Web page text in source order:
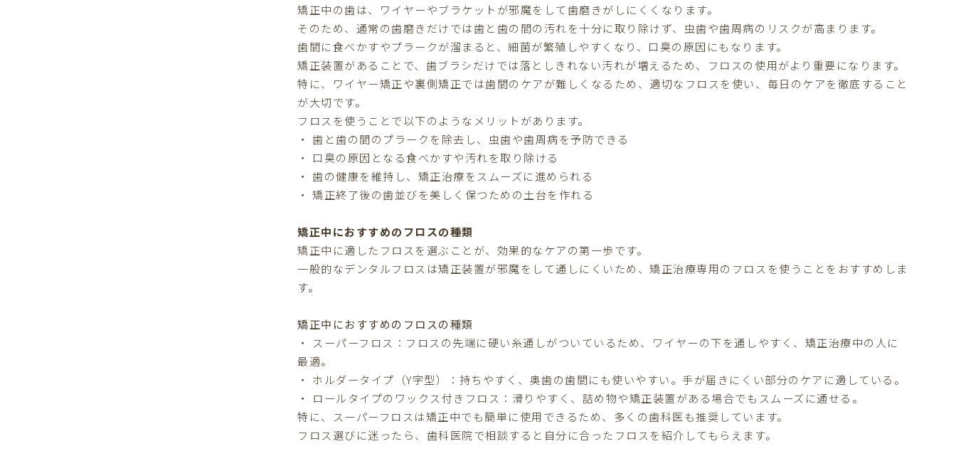
矯正中の歯は、ワイヤーやブラケットが邪魔をして歯磨きがしにくくなります。
そのため、通常の歯磨きだけでは歯と歯の間の汚れを十分に取り除けず、虫歯や歯周病のリスクが高まります。
歯間に食べかすやプラークが溜まると、細菌が繁殖しやすくなり、口臭の原因にもなります。
矯正装置があることで、歯ブラシだけでは落としきれない汚れが増えるため、フロスの使用がより重要になります。
特に、ワイヤー矯正や裏側矯正では歯間のケアが難しくなるため、適切なフロスを使い、毎日のケアを徹底すること
が大切です。
フロスを使うことで以下のようなメリットがあります。
・ 歯と歯の間のプラークを除去し、虫歯や歯周病を予防できる
・ 口臭の原因となる食べかすや汚れを取り除ける
・ 歯の健康を維持し、矯正治療をスムーズに進められる
・ 矯正終了後の歯並びを美しく保つための土台を作れる
矯正中におすすめのフロスの種類
矯正中に適したフロスを選ぶことが、効果的なケアの第一歩です。
一般的なデンタルフロスは矯正装置が邪魔をして通しにくいため、矯正治療専用のフロスを使うことをおすすめしま
す。
矯正中におすすめのフロスの種類
・ スーパーフロス：フロスの先端に硬い糸通しがついているため、ワイヤーの下を通しやすく、矯正治療中の人に
最適。
・ ホルダータイプ（Y字型）：持ちやすく、奥歯の歯間にも使いやすい。手が届きにくい部分のケアに適している。
・ ロールタイプのワックス付きフロス：滑りやすく、詰め物や矯正装置がある場合でもスムーズに通せる。
特に、スーパーフロスは矯正中でも簡単に使用できるため、多くの歯科医も推奨しています。
フロス選びに迷ったら、歯科医院で相談すると自分に合ったフロスを紹介してもらえます。